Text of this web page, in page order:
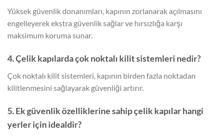
Yüksek güvenlik donanımları, kapının zorlanarak açılmasını
engelleyerek ekstra güvenlik sağlar ve hırsızlığa karşı
maksimum koruma sunar.
4. Çelik kapılarda çok noktalı kilit sistemleri nedir?
Çok noktalı kilit sistemleri, kapının birden fazla noktadan
kilitlenmesini sağlayarak güvenliği artırır.
5. Ek güvenlik özelliklerine sahip çelik kapılar hangi
yerler için idealdir?